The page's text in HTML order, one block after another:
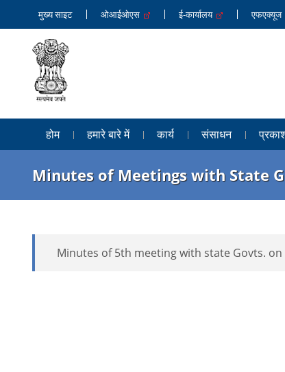
मुख्य साइट ओआईओएस ई-कार्यालय एफएक्यूज
होम हमारे बारे में कार्य संसाधन
Minutes of Meetings with State
Minutes of 5th meeting with state Govts. on